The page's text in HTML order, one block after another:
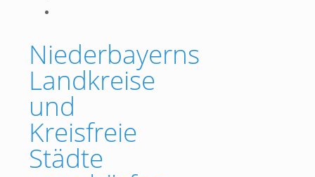
Niederbayerns
Landkreise
und
Kreisfreie
Städte